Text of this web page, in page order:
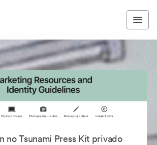
no Tsunami Press Kit privado